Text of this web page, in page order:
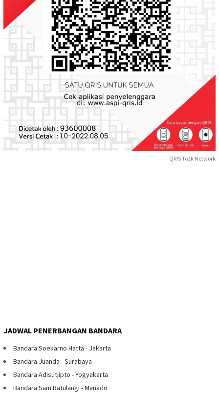
QRIS To2k Network
JADWAL PENERBANGAN BANDARA
Bandara Soekarno Hatta - Jakarta
Bandara Juanda - Surabaya
Bandara Adisutjipto - Yogyakarta
Bandara Sam Ratulangi - Manado